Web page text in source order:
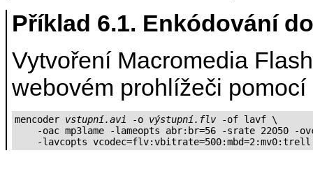
Příklad 6.1. Enkódování
Vytvoření Macromedia
webovém prohlížeči
mencoder vstupní.avi -o výstupní.flv -of lavf \
-oac mp3lame -lameopts abr:br=56 -srate 22050 -